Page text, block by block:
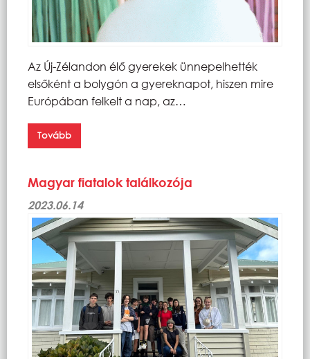
Az Új-Zélandon élő gyerekek ünnepelhették
elsőként a bolygón a gyereknapot, hiszen mire
Európában felkelt a nap, az…
Tovább
Magyar fiatalok találkozója
2023.06.14